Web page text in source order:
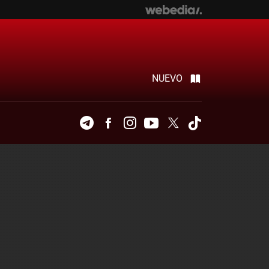
NUEVO
TelegramFacebookInstagramYoutubeTwitter